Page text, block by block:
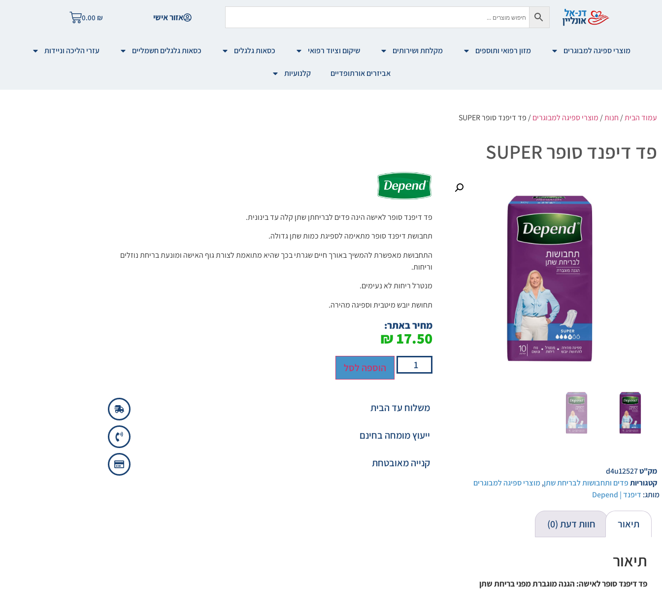
אזור אישי 0.00 ₪
מוצרי ספיגה למבוגרים מזון רפואי ותוספים מקלחת ושירותים שיקום וציוד רפואי כסאות גלגלים כסאות גלגלים חשמליים עזרי הליכה וניידות
אביזרים אורתופדיים קלנועיות
עמוד הבית/ חנות/ מוצרי ספיגה למבוגרים/ פד דיפנד סופר SUPER
פד דיפנד סופר SUPER
מק"טd4u12527
קטגוריותפדים ותחבושות לבריחת שתן,מוצרי ספיגה למבוגרים
מותג: דיפנד | Depend
פד דיפנד סופר לאישה הינה פדים לבריחתן שתן קלה עד בינונית.
תחבושת דיפנד סופר מתאימה לספיגת כמות שתן גדולה.
התחבושת מאפשרת להמשיך באורך חיים שגרתי בכך שהיא מתואמת לצורת גוף האישה ומונעת בריחת נוזלים
וריחות.
מנטרל ריחות לא נעימים.
תחושת יובש מיטבית וספיגה מהירה.
מחיר באתר:
17.50
₪
הוספה לסל
משלוח עד הבית
ייעוץ מומחה בחינם
קנייה מאובטחת
תיאור חוות דעת (0)
תיאור
פד דיפנד סופר לאישה: הגנה מוגברת מפני בריחת שתן